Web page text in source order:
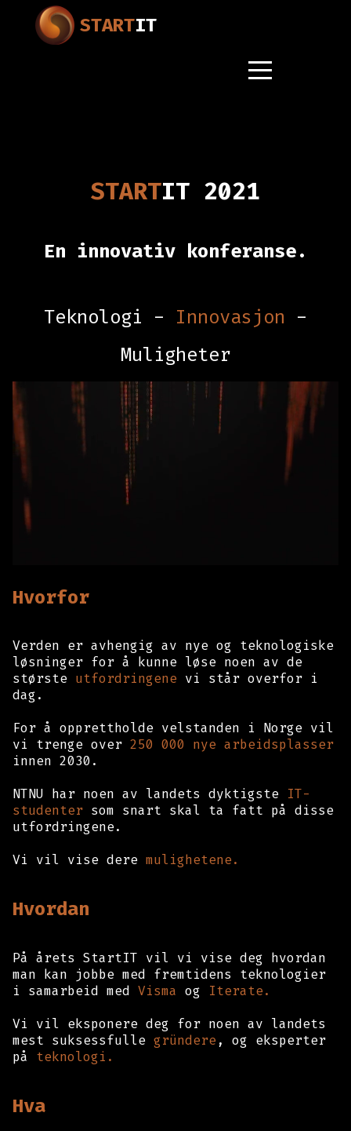
STARTIT
STARTIT 2021
En innovativ konferanse.
Teknologi - Innovasjon -
Muligheter
Hvorfor
Verden er avhengig av nye og teknologiske
løsninger for å kunne løse noen av de
største utfordringene vi står overfor i
dag.
For å opprettholde velstanden i Norge vil
vi trenge over 250 000 nye arbeidsplasser
innen 2030.
NTNU har noen av landets dyktigste IT-
studenter som snart skal ta fatt på disse
utfordringene.
Vi vil vise dere mulighetene.
Hvordan
På årets StartIT vil vi vise deg hvordan
man kan jobbe med fremtidens teknologier
i samarbeid med Visma og Iterate.
Vi vil eksponere deg for noen av landets
mest suksessfulle gründere , og eksperter
på teknologi.
Hva